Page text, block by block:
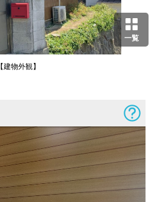
一覧
【建物外観】